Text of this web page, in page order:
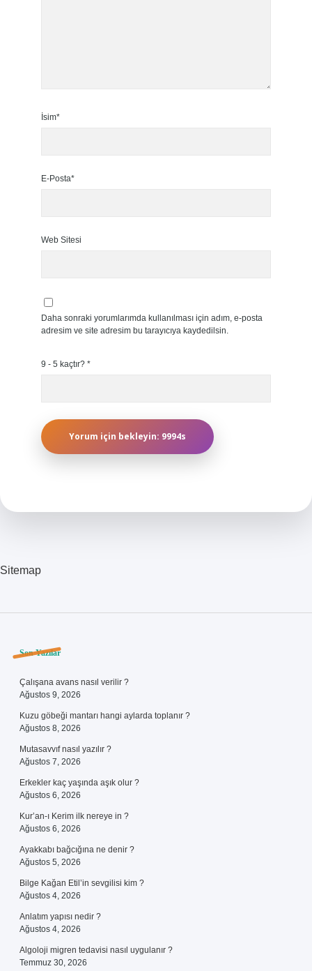
İsim*
E-Posta*
Web Sitesi
Daha sonraki yorumlarımda kullanılması için adım, e-posta
adresim ve site adresim bu tarayıcıya kaydedilsin.
9 - 5 kaçtır? *
Sitemap
Sidebar
Son Yazılar
Çalışana avans nasıl verilir ?
Ağustos 9, 2026
Kuzu göbeği mantarı hangi aylarda toplanır ?
Ağustos 8, 2026
Mutasavvıf nasıl yazılır ?
Ağustos 7, 2026
Erkekler kaç yaşında aşık olur ?
Ağustos 6, 2026
Kur’an-ı Kerim ilk nereye in ?
Ağustos 6, 2026
Ayakkabı bağcığına ne denir ?
Ağustos 5, 2026
Bilge Kağan Etil’in sevgilisi kim ?
Ağustos 4, 2026
Anlatım yapısı nedir ?
Ağustos 4, 2026
Algoloji migren tedavisi nasıl uygulanır ?
Temmuz 30, 2026